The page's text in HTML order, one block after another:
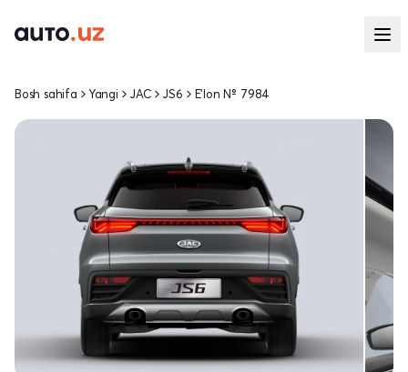
Bosh sahifa Yangi JAC JS6 E'lon № 7984